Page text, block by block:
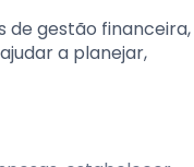
de gestão financeira,
a planejar,